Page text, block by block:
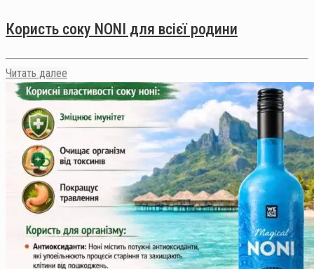
Користь соку NONI для всієї родини
Читать далее